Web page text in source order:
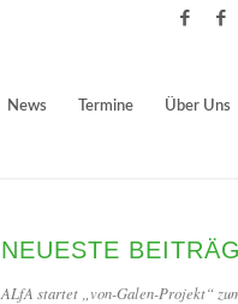
News Termine Über Uns
NEUESTE
ALfA startet „von-Galen-Projekt“